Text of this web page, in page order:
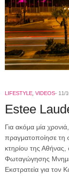
LIFESTYLE VIDEOS 11/
Estee
Για ακόμα μία
πραγματοποίησε τη
κτηρίου της
Φωταγώγησης
Εκστρατεία για τον